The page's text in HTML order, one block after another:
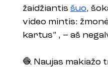
žaidžiantis šuo,
video mintis:
kartus” , – aš
🧶 Naujas makiažo